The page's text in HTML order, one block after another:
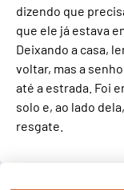
dizendo que
que ele já estava
Deixando a casa,
voltar, mas a
até a estrada. Foi
solo e, ao lado
resgate.